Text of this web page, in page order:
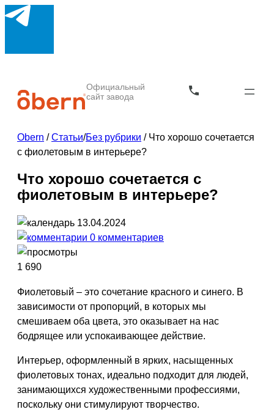
Официальный
сайт завода
Obern /Статьи/Без рубрики / Что хорошо сочетается
с фиолетовым в интерьере?
Что хорошо сочетается с
фиолетовым в интерьере?
13.04.2024
0 комментариев
1 690
Фиолетовый – это сочетание красного и синего. В
зависимости от пропорций, в которых мы
смешиваем оба цвета, это оказывает на нас
бодрящее или успокаивающее действие.
Интерьер, оформленный в ярких, насыщенных
фиолетовых тонах, идеально подходит для людей,
занимающихся художественными профессиями,
поскольку они стимулируют творчество.